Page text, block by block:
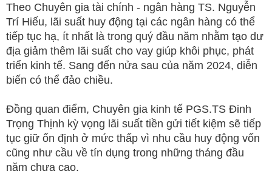
Theo Chuyên gia tài chính - ngân hàng TS. Nguyễn
Trí Hiếu, lãi suất huy động tại các ngân hàng có thể
tiếp tục hạ, ít nhất là trong quý đầu năm nhằm tạo dư
địa giảm thêm lãi suất cho vay giúp khôi phục, phát
triển kinh tế. Sang đến nửa sau của năm 2024, diễn
biến có thể đảo chiều.
Đồng quan điểm, Chuyên gia kinh tế PGS.TS Đinh
Trọng Thịnh kỳ vọng lãi suất tiền gửi tiết kiệm sẽ tiếp
tục giữ ổn định ở mức thấp vì nhu cầu huy động vốn
cũng như cầu về tín dụng trong những tháng đầu
năm chưa cao.